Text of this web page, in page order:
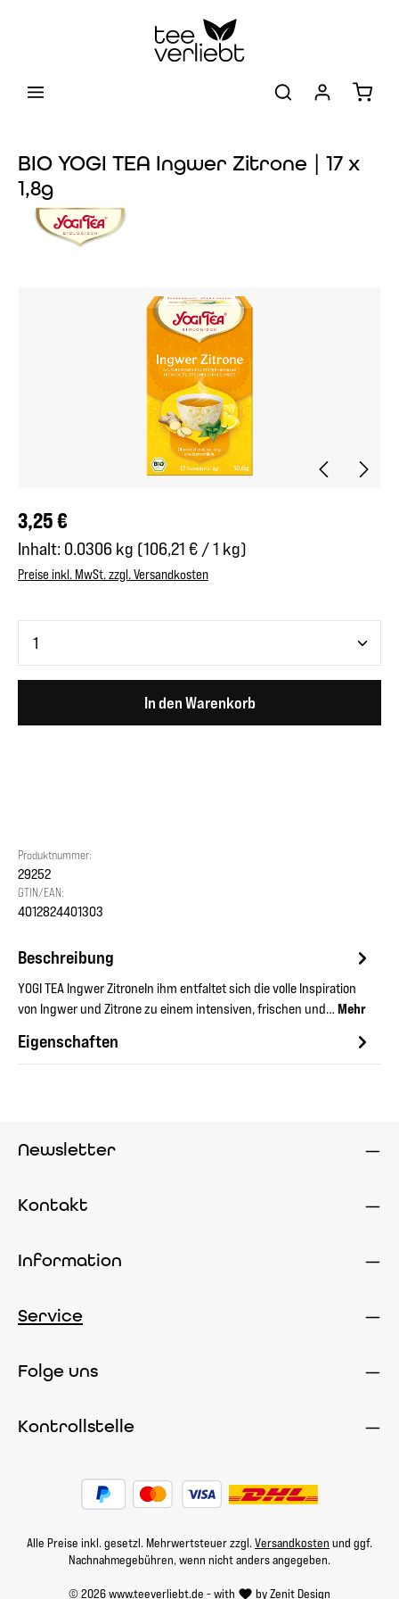
BIO YOGI TEA Ingwer Zitrone | 17 x
1,8g
Bildergalerie überspringen
Regulärer Preis:
3,25 €
Inhalt: 0.0306 kg (106,21 € / 1 kg)
Preise inkl. MwSt. zzgl. Versandkosten
In den Warenkorb
Produktnummer:
29252
GTIN/EAN:
4012824401303
Beschreibung
YOGI TEA Ingwer ZitroneIn ihm entfaltet sich die volle Inspiration
von Ingwer und Zitrone zu einem intensiven, frischen und… Mehr
Eigenschaften
Newsletter
Kontakt
Information
Service
Folge uns
Kontrollstelle
© 2026 www.teeverliebt.de - with byZenit Design
Alle Preise inkl. gesetzl. Mehrwertsteuer zzgl. Versandkosten und ggf.
Nachnahmegebühren, wenn nicht anders angegeben.